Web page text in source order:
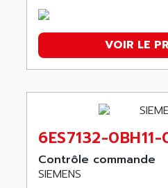
VOIR LE
6ES7132-
Contrôle commande
SIEMENS